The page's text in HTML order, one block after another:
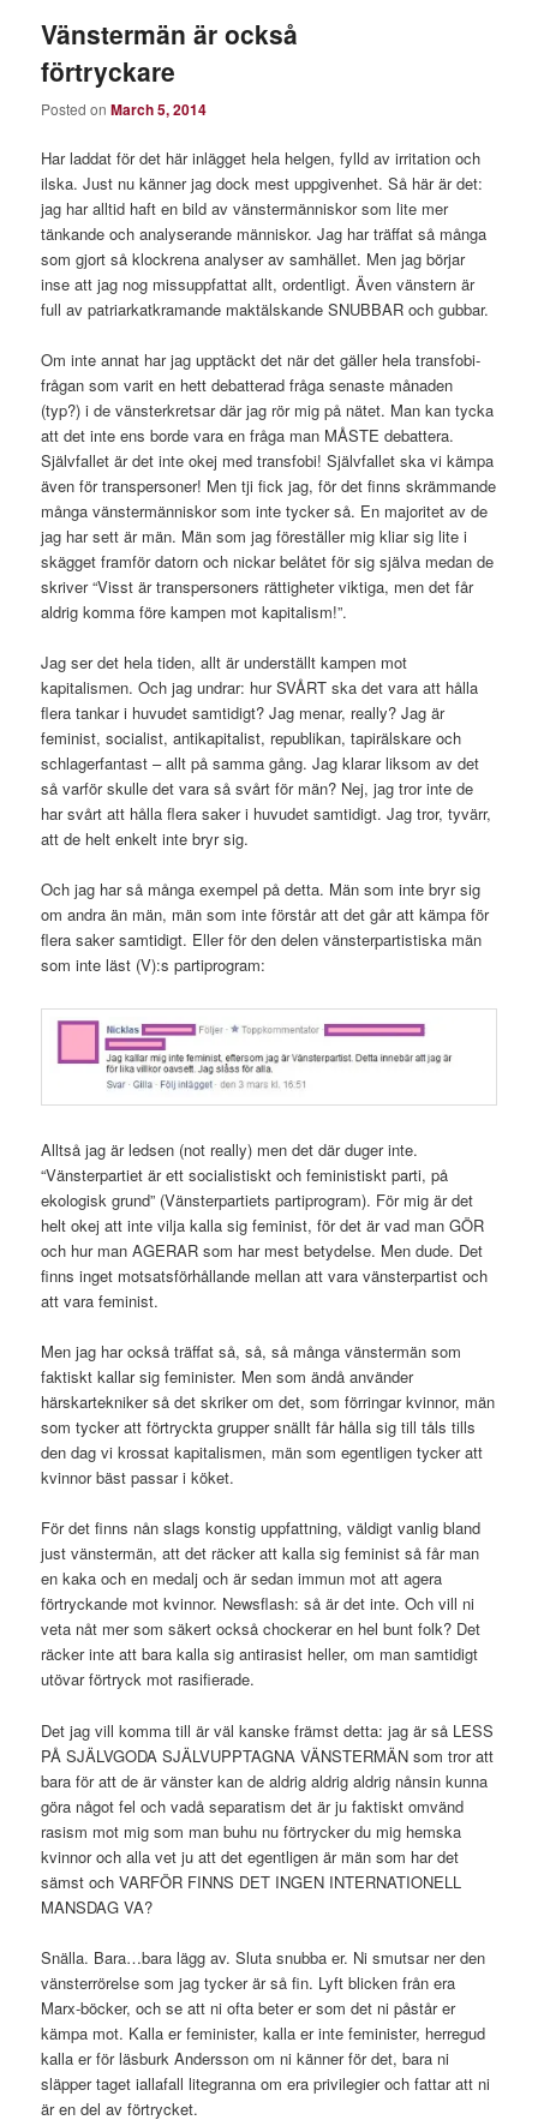
Vänstermän är också
förtryckare
Posted onMarch 5, 2014
Har laddat för det här inlägget hela helgen, fylld av irritation och
ilska. Just nu känner jag dock mest uppgivenhet. Så här är det:
jag har alltid haft en bild av vänstermänniskor som lite mer
tänkande och analyserande människor. Jag har träffat så många
som gjort så klockrena analyser av samhället. Men jag börjar
inse att jag nog missuppfattat allt, ordentligt. Även vänstern är
full av patriarkatkramande maktälskande SNUBBAR och gubbar.
Om inte annat har jag upptäckt det när det gäller hela transfobi-
frågan som varit en hett debatterad fråga senaste månaden
(typ?) i de vänsterkretsar där jag rör mig på nätet. Man kan tycka
att det inte ens borde vara en fråga man MÅSTE debattera.
Självfallet är det inte okej med transfobi! Självfallet ska vi kämpa
även för transpersoner! Men tji fick jag, för det finns skrämmande
många vänstermänniskor som inte tycker så. En majoritet av de
jag har sett är män. Män som jag föreställer mig kliar sig lite i
skägget framför datorn och nickar belåtet för sig själva medan de
skriver “Visst är transpersoners rättigheter viktiga, men det får
aldrig komma före kampen mot kapitalism!”.
Jag ser det hela tiden, allt är underställt kampen mot
kapitalismen. Och jag undrar: hur SVÅRT ska det vara att hålla
flera tankar i huvudet samtidigt? Jag menar, really? Jag är
feminist, socialist, antikapitalist, republikan, tapirälskare och
schlagerfantast – allt på samma gång. Jag klarar liksom av det
så varför skulle det vara så svårt för män? Nej, jag tror inte de
har svårt att hålla flera saker i huvudet samtidigt. Jag tror, tyvärr,
att de helt enkelt inte bryr sig.
Och jag har så många exempel på detta. Män som inte bryr sig
om andra än män, män som inte förstår att det går att kämpa för
flera saker samtidigt. Eller för den delen vänsterpartistiska män
som inte läst (V):s partiprogram:
Alltså jag är ledsen (not really) men det där duger inte.
“Vänsterpartiet är ett socialistiskt och feministiskt parti, på
ekologisk grund” (Vänsterpartiets partiprogram). För mig är det
helt okej att inte vilja kalla sig feminist, för det är vad man GÖR
och hur man AGERAR som har mest betydelse. Men dude. Det
finns inget motsatsförhållande mellan att vara vänsterpartist och
att vara feminist.
Men jag har också träffat så, så, så många vänstermän som
faktiskt kallar sig feminister. Men som ändå använder
härskartekniker så det skriker om det, som förringar kvinnor, män
som tycker att förtryckta grupper snällt får hålla sig till tåls tills
den dag vi krossat kapitalismen, män som egentligen tycker att
kvinnor bäst passar i köket.
För det finns nån slags konstig uppfattning, väldigt vanlig bland
just vänstermän, att det räcker att kalla sig feminist så får man
en kaka och en medalj och är sedan immun mot att agera
förtryckande mot kvinnor. Newsflash: så är det inte. Och vill ni
veta nåt mer som säkert också chockerar en hel bunt folk? Det
räcker inte att bara kalla sig antirasist heller, om man samtidigt
utövar förtryck mot rasifierade.
Det jag vill komma till är väl kanske främst detta: jag är så LESS
PÅ SJÄLVGODA SJÄLVUPPTAGNA VÄNSTERMÄN som tror att
bara för att de är vänster kan de aldrig aldrig aldrig nånsin kunna
göra något fel och vadå separatism det är ju faktiskt omvänd
rasism mot mig som man buhu nu förtrycker du mig hemska
kvinnor och alla vet ju att det egentligen är män som har det
sämst och VARFÖR FINNS DET INGEN INTERNATIONELL
MANSDAG VA?
Snälla. Bara…bara lägg av. Sluta snubba er. Ni smutsar ner den
vänsterrörelse som jag tycker är så fin. Lyft blicken från era
Marx-böcker, och se att ni ofta beter er som det ni påstår er
kämpa mot. Kalla er feminister, kalla er inte feminister, herregud
kalla er för läsburk Andersson om ni känner för det, bara ni
släpper taget iallafall litegranna om era privilegier och fattar att ni
är en del av förtrycket.